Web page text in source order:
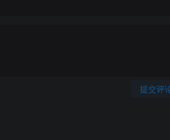
提交评